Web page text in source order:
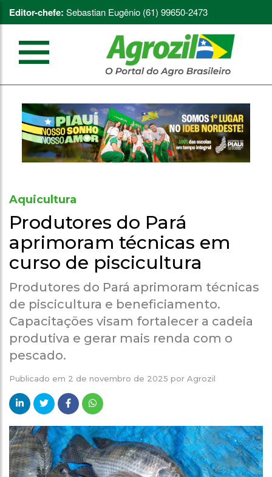
Editor-chefe: Sebastian Eugênio (61) 99650-2473
Aquicultura
Produtores do Pará
aprimoram técnicas em
curso de piscicultura
Produtores do Pará aprimoram técnicas
de piscicultura e beneficiamento.
Capacitações visam fortalecer a cadeia
produtiva e gerar mais renda com o
pescado.
Publicado em 2 de novembro de 2025 por Agrozil